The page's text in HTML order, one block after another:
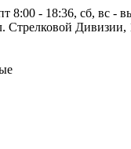
8:00 - 18:36, сб, вс -
Стрелковой Дивизии,